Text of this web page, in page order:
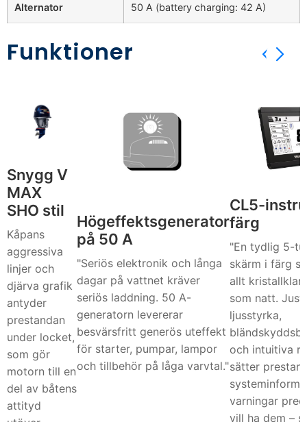
Alternator 50 A (battery charging: 42 A)
Funktioner
Snygg V
MAX
SHO stil
Kåpans
aggressiva
linjer och
djärva grafik
antyder
prestandan
under locket,
som gör
motorn till en
del av båtens
attityd
Högeffektsgenerator
på 50 A
"Seriös elektronik och långa
dagar på vattnet kräver
seriös laddning. 50 A-
generatorn levererar
besvärsfritt generös uteffekt
för starter, pumpar, lampor
och tillbehör på låga varvtal."
CL5-
färg
"En tydlig 5-
skärm i färg
allt
som natt.
ljusstyrka,
och intuitiva
sätter
varningar
vill ha dem –